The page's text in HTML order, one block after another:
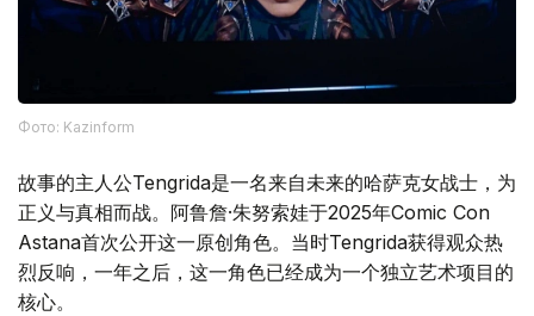
Фото: Kazinform
故事的主人公Tengrida是一名来自未来的哈萨克女战士，为
正义与真相而战。阿鲁詹·朱努索娃于2025年Comic Con
Astana首次公开这一原创角色。当时Tengrida获得观众热
烈反响，一年之后，这一角色已经成为一个独立艺术项目的
核心。